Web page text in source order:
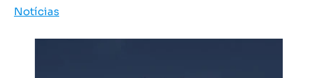
Notícias